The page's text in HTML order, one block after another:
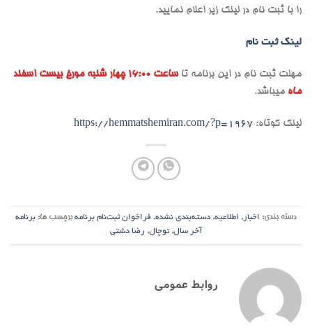
را با ثبت نام در لینک زیر اعلام نمایید.
لینک ثبت نام
مهلت ثبت نام در این برنامه تا
ساعت 16:00 چهار شنبه مورخ بیست اسفند
ماه میباشد.
لینک کوتاه: https://hemmatshemiran.com/?p=1967
دسته بندی: اخبار , اطلاعیه, دسته‌بندی نشده, فراخوان ثبت‌نام برنامه برچسب ها: برنامه
آخر سال,توچال, رضا دشتی
روابط عمومی